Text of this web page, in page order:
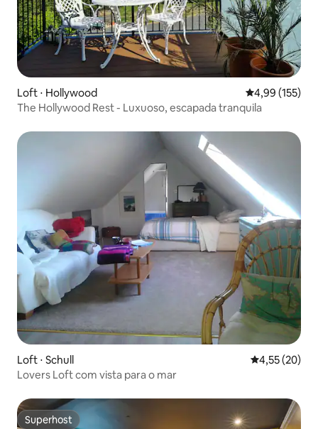
Loft ⋅ Hollywood 4,99 de uma
4,99 (155)
The Hollywood Rest - Luxuoso, escapada tranquila
Loft ⋅ Schull 4,55 de uma
4,55 (20)
Lovers Loft com vista para o mar
Superhost
Superhost